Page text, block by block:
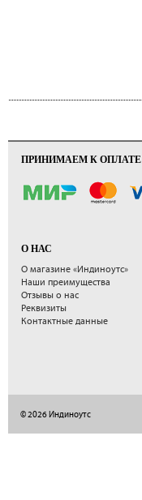
ПРИНИМАЕМ К ОПЛАТЕ
О НАС
О магазине «Индиноутс»
Наши преимущества
Отзывы о нас
Реквизиты
Контактные данные
© 2026 Индиноутс